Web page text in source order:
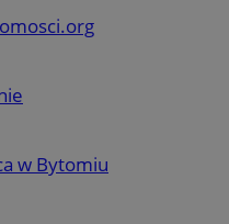
w Bytomiu